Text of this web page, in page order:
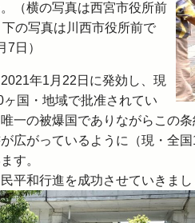
（横の写真は西宮市役所前
の写真は川西市役所前で
日）
年1月22日に発効し、現
国・地域で批准されてい
一の被爆国でありながらこの
広がっているように（現・全
す。
平和行進を成功させていきまし